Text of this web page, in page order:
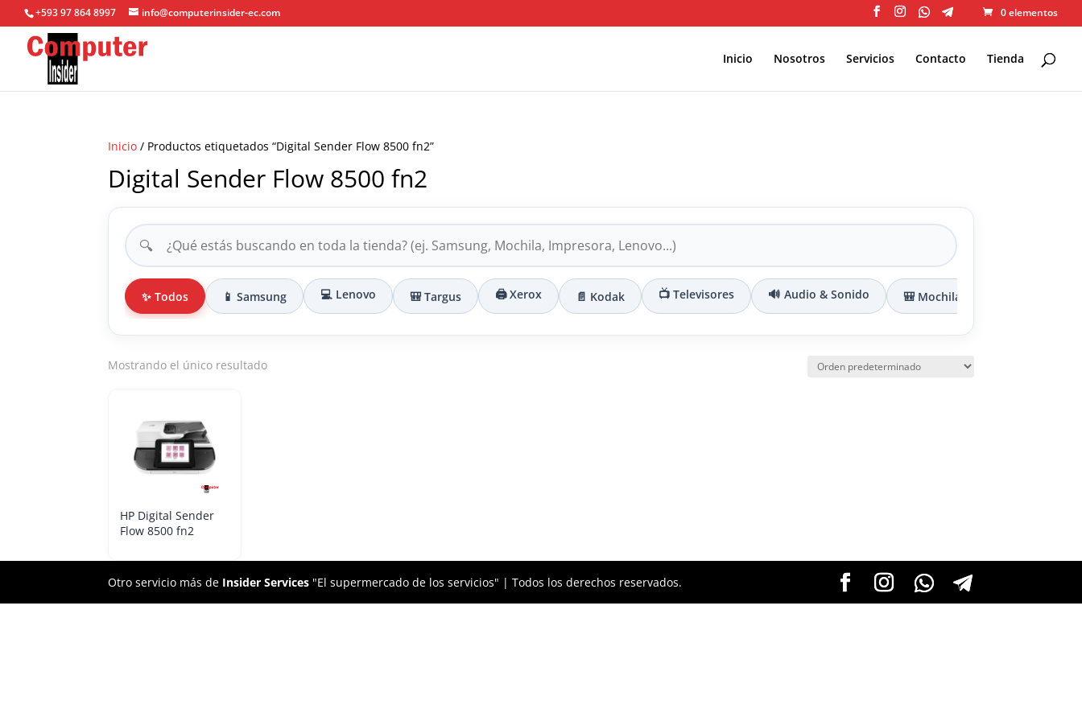
+593 97 864 8997 info@computerinsider-ec.com 0 elementos
Inicio Nosotros Servicios Contacto Tienda
Inicio / Productos etiquetados “Digital Sender Flow 8500 fn2”
Digital Sender Flow 8500 fn2
🔍
✨ Todos 📱 Samsung 💻 Lenovo 🎒 Targus 🖨️ Xerox 📄 Kodak 📺 Televisores 🔊 Audio & Sonido 🎒 Mochilas & Maletines
Mostrando el único resultado
HP Digital Sender
Flow 8500 fn2
Otro servicio más de Insider Services "El supermercado de los servicios" | Todos los derechos reservados.